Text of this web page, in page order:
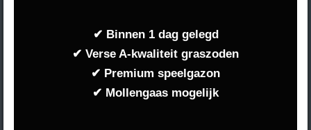
✔ Binnen 1 dag gelegd
✔ Verse A-kwaliteit graszoden
✔ Premium speelgazon
✔ Mollengaas mogelijk